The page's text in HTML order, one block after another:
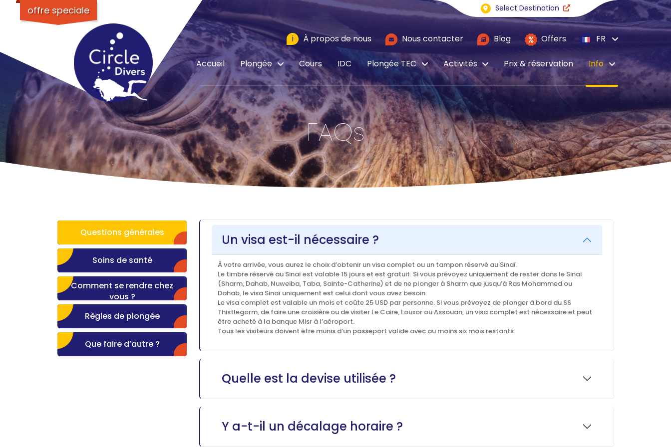
Select Destination
i À propos de nous Nous contacter Blog Offers FR
Accueil Plongée Cours IDC Plongée TEC Activités Prix & réservation Info
FAQs
Questions générales
Soins de santé
Comment se rendre chez
vous ?
Règles de plongée
Que faire d’autre ?
Un visa est-il nécessaire ?
À votre arrivée, vous aurez le choix d’obtenir un visa complet ou un tampon réservé au Sinaï.
Le timbre réservé au Sinaï est valable 15 jours et est gratuit. Si vous prévoyez uniquement de rester dans le Sinaï
(Sharm, Dahab, Nuweiba, Taba, Sainte-Catherine) et de ne plonger à Sharm que jusqu’à Ras Mohammed ou
Dahab, le visa Sinaï uniquement est celui dont vous avez besoin.
Le visa complet est valable un mois et coûte 25 USD par personne. Si vous prévoyez de plonger à bord du SS
Thistlegorm, de faire une croisière ou de visiter Le Caire, Louxor ou Assouan, un visa complet est nécessaire et peut
être acheté à la banque Misr à l’aéroport.
Tous les visiteurs doivent être munis d’un passeport valide avec au moins six mois restants.
Quelle est la devise utilisée ?
Y a-t-il un décalage horaire ?
offre speciale